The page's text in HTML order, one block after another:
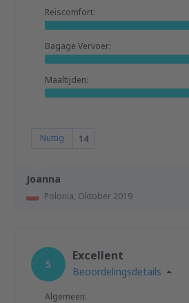
Joanna
Polonia, Oktober 2019
Reiscomfort:
Bagage Vervoer:
Maaltijden:
Nuttig 14
5
Excellent
Beoordelingsdetails
Algemeen: